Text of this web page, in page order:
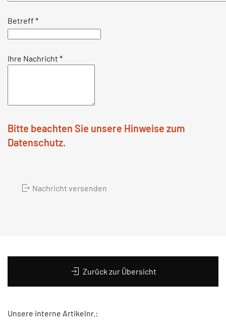
Betreff *
Ihre Nachricht *
Bitte beachten Sie unsere Hinweise zum
Datenschutz.
Nachricht versenden
Zurück zur Übersicht
Unsere interne Artikelnr.: